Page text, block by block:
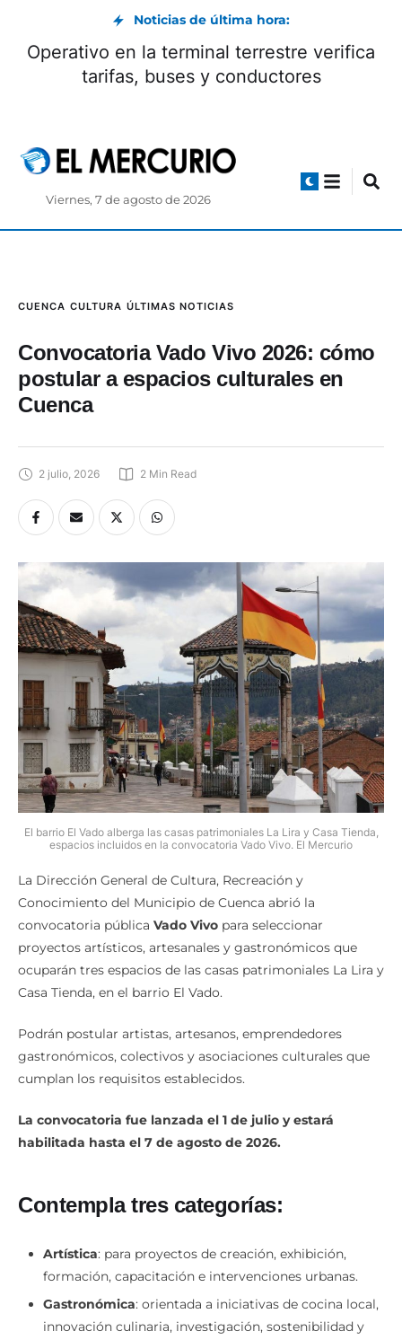
Noticias de última hora:
Operativo en la terminal terrestre verifica
tarifas, buses y conductores
Viernes, 7 de agosto de 2026
CUENCA CULTURA ÚLTIMAS NOTICIAS
Convocatoria Vado Vivo 2026: cómo
postular a espacios culturales en
Cuenca
2 julio, 2026 2 Min Read
El barrio El Vado alberga las casas patrimoniales La Lira y Casa Tienda,
espacios incluidos en la convocatoria Vado Vivo. El Mercurio
La Dirección General de Cultura, Recreación y
Conocimiento del Municipio de Cuenca abrió la
convocatoria pública Vado Vivo para seleccionar
proyectos artísticos, artesanales y gastronómicos que
ocuparán tres espacios de las casas patrimoniales La Lira y
Casa Tienda, en el barrio El Vado.
Podrán postular artistas, artesanos, emprendedores
gastronómicos, colectivos y asociaciones culturales que
cumplan los requisitos establecidos.
La convocatoria fue lanzada el 1 de julio y estará
habilitada hasta el 7 de agosto de 2026.
Contempla tres categorías:
Artística: para proyectos de creación, exhibición,
formación, capacitación e intervenciones urbanas.
Gastronómica: orientada a iniciativas de cocina local,
innovación culinaria, investigación, sostenibilidad y